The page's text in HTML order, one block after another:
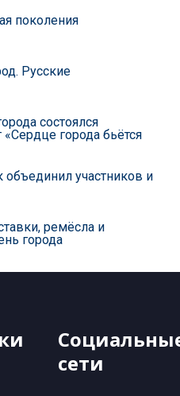
поколения
Русские
состоялся
города бьётся
участников и
ремёсла и
города
сети